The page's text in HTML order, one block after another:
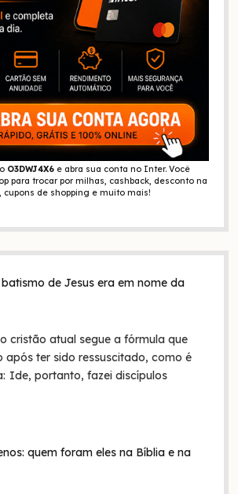
O3DWJ4X6 e abra sua conta no Inter. Você
para trocar por milhas, cashback, desconto na
cupons de shopping e muito mais!
batismo de Jesus era em nome da
cristão atual segue a fórmula que
após ter sido ressuscitado, como é
Ide, portanto, fazei discípulos
quem foram eles na Bíblia e na